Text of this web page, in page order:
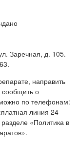
Заречная, д. 105.
направить
сообщить о
по телефонам:
линия 24
«Политика в